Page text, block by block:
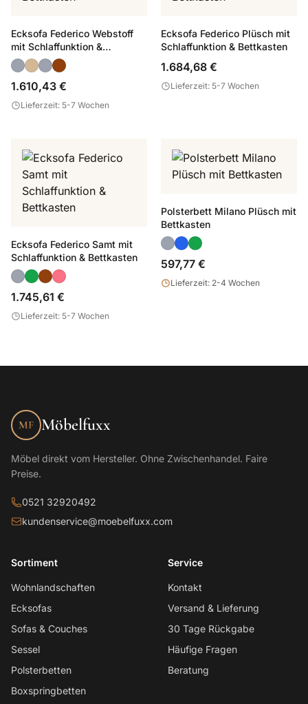
Ecksofa Federico Webstoff
mit Schlaffunktion &
Bettkasten
1.610,43 €
Lieferzeit: 5-7 Wochen
Ecksofa Federico Plüsch mit
Schlaffunktion & Bettkasten
1.684,68 €
Lieferzeit: 5-7 Wochen
Ecksofa Federico Samt mit
Schlaffunktion & Bettkasten
1.745,61 €
Lieferzeit: 5-7 Wochen
Polsterbett Milano Plüsch mit
Bettkasten
597,77 €
Lieferzeit: 2-4 Wochen
MF Möbelfuxx
Möbel direkt vom Hersteller. Ohne Zwischenhandel. Faire
Preise.
0521 32920492
kundenservice@moebelfuxx.com
Sortiment
Wohnlandschaften
Ecksofas
Sofas & Couches
Sessel
Polsterbetten
Boxspringbetten
Service
Kontakt
Versand & Lieferung
30 Tage Rückgabe
Häufige Fragen
Beratung